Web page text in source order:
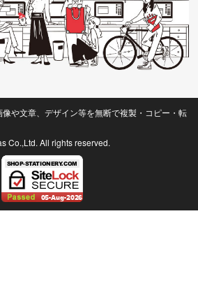
や文章、デザイン等を無断で複製・コピー・転
Co.,Ltd. All rights reserved.